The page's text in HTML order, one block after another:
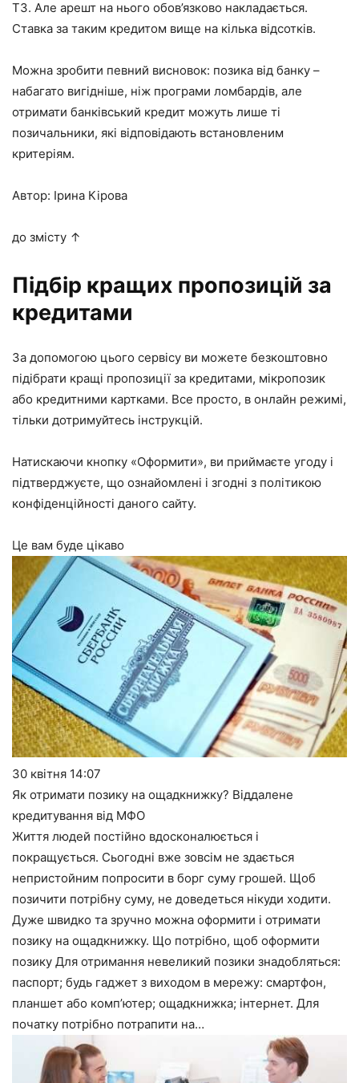
ТЗ. Але арешт на нього обов’язково накладається.
Ставка за таким кредитом вище на кілька відсотків.
Можна зробити певний висновок: позика від банку –
набагато вигідніше, ніж програми ломбардів, але
отримати банківський кредит можуть лише ті
позичальники, які відповідають встановленим
критеріям.
Автор: Ірина Кірова
до змісту ↑
Підбір кращих пропозицій за
кредитами
За допомогою цього сервісу ви можете безкоштовно
підібрати кращі пропозиції за кредитами, мікропозик
або кредитними картками. Все просто, в онлайн режимі,
тільки дотримуйтесь інструкцій.
Натискаючи кнопку «Оформити», ви приймаєте угоду і
підтверджуєте, що ознайомлені і згодні з політикою
конфіденційності даного сайту.
Це вам буде цікаво
30 квітня 14:07
Як отримати позику на ощадкнижку? Віддалене
кредитування від МФО
Життя людей постійно вдосконалюється і
покращується. Сьогодні вже зовсім не здається
непристойним попросити в борг суму грошей. Щоб
позичити потрібну суму, не доведеться нікуди ходити.
Дуже швидко та зручно можна оформити і отримати
позику на ощадкнижку. Що потрібно, щоб оформити
позику Для отримання невеликий позики знадобляться:
паспорт; будь гаджет з виходом в мережу: смартфон,
планшет або комп’ютер; ощадкнижка; інтернет. Для
початку потрібно потрапити на…